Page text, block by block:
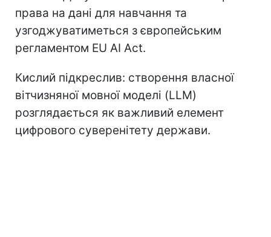
права на дані для навчання та
узгоджуватиметься з європейським
регламентом EU AI Act.
Кислий підкреслив: створення власної
вітчизняної мовної моделі (LLM)
розглядається як важливий елемент
цифрового суверенітету держави.